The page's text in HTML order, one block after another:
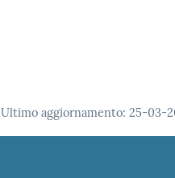
Ultimo aggiornamento: 25-03-